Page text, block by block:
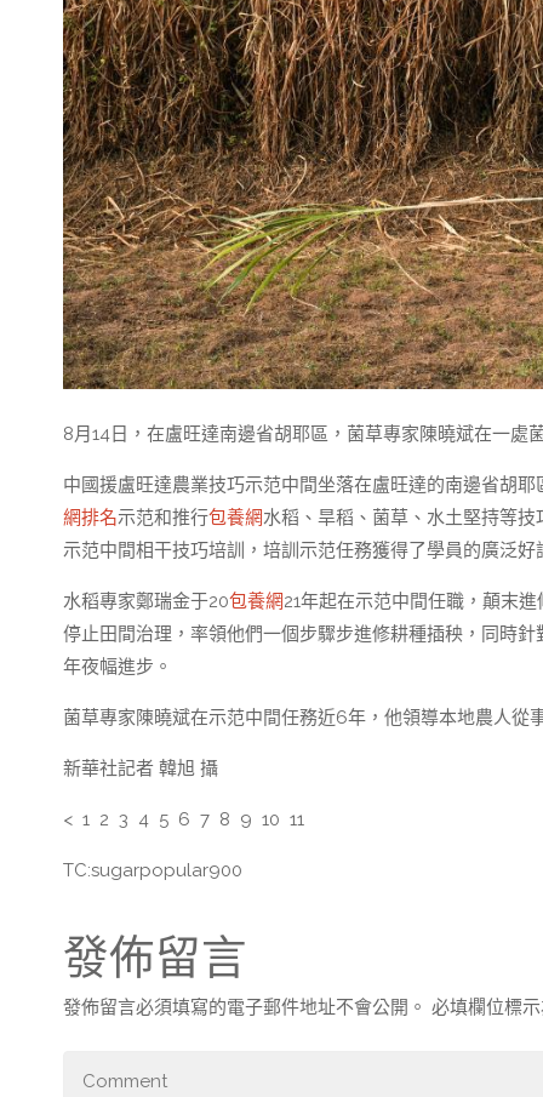
8月14日，在盧旺達南邊省胡耶區，菌草專家陳曉斌在一處
中國援盧旺達農業技巧示范中間坐落在盧旺達的南邊省胡
網排名示范和推行包養網水稻、旱稻、菌草、水土堅持等
示范中間相干技巧培訓，培訓示范任務獲得了學員的廣泛好
水稻專家鄭瑞金于20包養網21年起在示范中間任職，顛末
停止田間治理，率領他們一個步驟步進修耕種插秧，同時針
年夜幅進步。
菌草專家陳曉斌在示范中間任務近6年，他領導本地農人從
新華社記者 韓旭 攝
< 1 2 3 4 5 6 7 8 9 10 11
TC:sugarpopular900
發佈留言
發佈留言必須填寫的電子郵件地址不會公開。 必填欄位標